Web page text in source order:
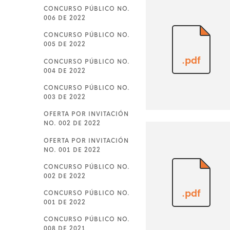
CONCURSO PÚBLICO NO.
006 DE 2022
CONCURSO PÚBLICO NO.
005 DE 2022
CONCURSO PÚBLICO NO.
004 DE 2022
CONCURSO PÚBLICO NO.
003 DE 2022
OFERTA POR INVITACIÓN
NO. 002 DE 2022
OFERTA POR INVITACIÓN
NO. 001 DE 2022
CONCURSO PÚBLICO NO.
002 DE 2022
CONCURSO PÚBLICO NO.
001 DE 2022
CONCURSO PÚBLICO NO.
.pdf
.pdf